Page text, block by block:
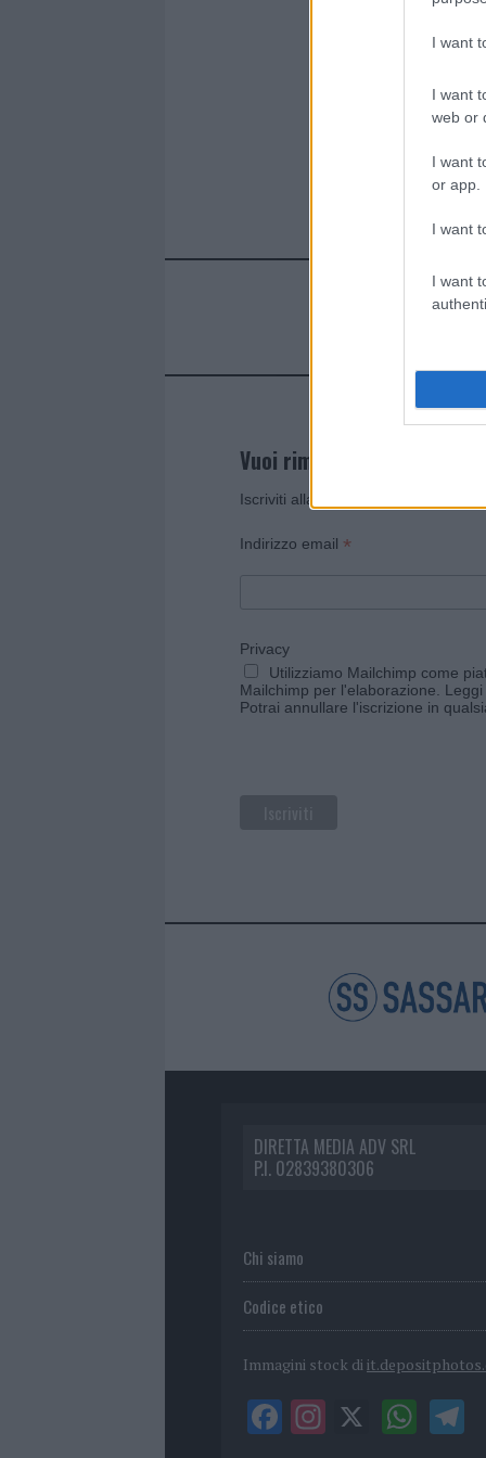
I want
I want
web or
I want
or app.
I want
I want
Vuoi rimanere sempre
Iscriviti alla newsletter di Gallura
Indirizzo email *
Privacy
Utilizziamo Mailchimp come
Mailchimp per l'elaborazione.
Potrai annullare l'iscrizione in
DIRETTA MEDIA ADV SRL
P.I. 02839380306
Chi siamo
Codice etico
Immagini stock di